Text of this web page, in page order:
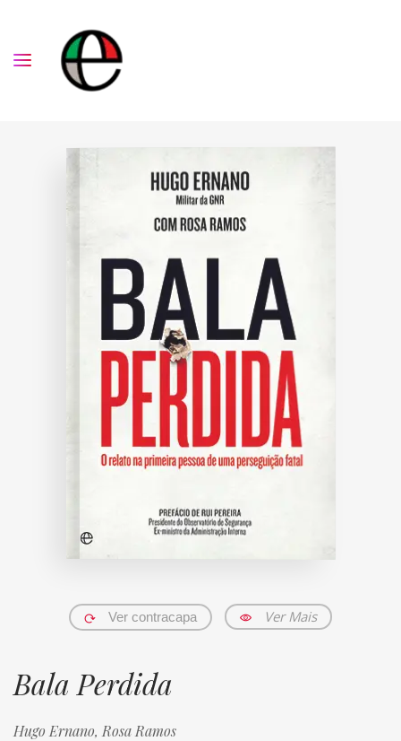
Ver contracapa Ver Mais
Bala Perdida
Hugo Ernano, Rosa Ramos